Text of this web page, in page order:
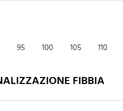
95 100 105 110
FIBBIA